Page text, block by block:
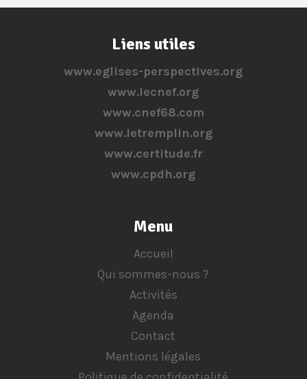
Liens utiles
www.eglises-perspectives.org
www.lecnef.org
www.cnef68.com
www.letremplin.org
www.certitude.fr
www.cpdh.org
Menu
Accueil
Qui sommes-nous ?
Activités
Agenda
Contact
Mentions légales